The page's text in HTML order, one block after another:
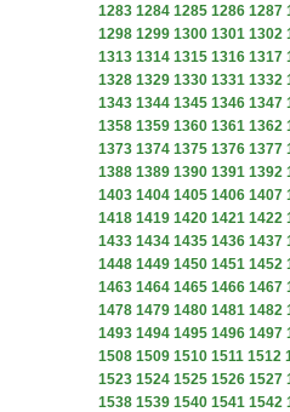
1283 1284 1285 1286 1287
1298 1299 1300 1301 1302
1313 1314 1315 1316 1317
1328 1329 1330 1331 1332
1343 1344 1345 1346 1347
1358 1359 1360 1361 1362
1373 1374 1375 1376 1377
1388 1389 1390 1391 1392
1403 1404 1405 1406 1407
1418 1419 1420 1421 1422
1433 1434 1435 1436 1437
1448 1449 1450 1451 1452
1463 1464 1465 1466 1467
1478 1479 1480 1481 1482
1493 1494 1495 1496 1497
1508 1509 1510 1511 1512
1523 1524 1525 1526 1527
1538 1539 1540 1541 1542